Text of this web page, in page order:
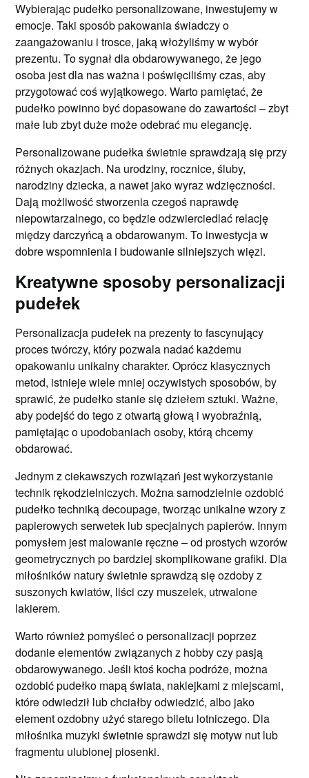
Wybierając pudełko personalizowane, inwestujemy w
emocje. Taki sposób pakowania świadczy o
zaangażowaniu i trosce, jaką włożyliśmy w wybór
prezentu. To sygnał dla obdarowywanego, że jego
osoba jest dla nas ważna i poświęciliśmy czas, aby
przygotować coś wyjątkowego. Warto pamiętać, że
pudełko powinno być dopasowane do zawartości – zbyt
małe lub zbyt duże może odebrać mu elegancję.
Personalizowane pudełka świetnie sprawdzają się przy
różnych okazjach. Na urodziny, rocznice, śluby,
narodziny dziecka, a nawet jako wyraz wdzięczności.
Dają możliwość stworzenia czegoś naprawdę
niepowtarzalnego, co będzie odzwierciedlać relację
między darczyńcą a obdarowanym. To inwestycja w
dobre wspomnienia i budowanie silniejszych więzi.
Kreatywne sposoby personalizacji
pudełek
Personalizacja pudełek na prezenty to fascynujący
proces twórczy, który pozwala nadać każdemu
opakowaniu unikalny charakter. Oprócz klasycznych
metod, istnieje wiele mniej oczywistych sposobów, by
sprawić, że pudełko stanie się dziełem sztuki. Ważne,
aby podejść do tego z otwartą głową i wyobraźnią,
pamiętając o upodobaniach osoby, którą chcemy
obdarować.
Jednym z ciekawszych rozwiązań jest wykorzystanie
technik rękodzielniczych. Można samodzielnie ozdobić
pudełko techniką decoupage, tworząc unikalne wzory z
papierowych serwetek lub specjalnych papierów. Innym
pomysłem jest malowanie ręczne – od prostych wzorów
geometrycznych po bardziej skomplikowane grafiki. Dla
miłośników natury świetnie sprawdzą się ozdoby z
suszonych kwiatów, liści czy muszelek, utrwalone
lakierem.
Warto również pomyśleć o personalizacji poprzez
dodanie elementów związanych z hobby czy pasją
obdarowywanego. Jeśli ktoś kocha podróże, można
ozdobić pudełko mapą świata, naklejkami z miejscami,
które odwiedził lub chciałby odwiedzić, albo jako
element ozdobny użyć starego biletu lotniczego. Dla
miłośnika muzyki świetnie sprawdzi się motyw nut lub
fragmentu ulubionej piosenki.